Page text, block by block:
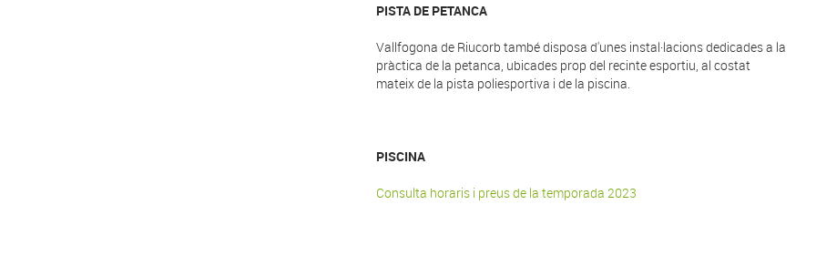
PISTA DE PETANCA
Vallfogona de Riucorb també disposa d'unes instal·lacions dedicades a la
pràctica de la petanca, ubicades prop del recinte esportiu, al costat
mateix de la pista poliesportiva i de la piscina.
PISCINA
Consulta horaris i preus de la temporada 2023